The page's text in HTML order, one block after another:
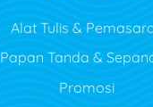
Alat Tulis &
Papan Tanda &
Promosi